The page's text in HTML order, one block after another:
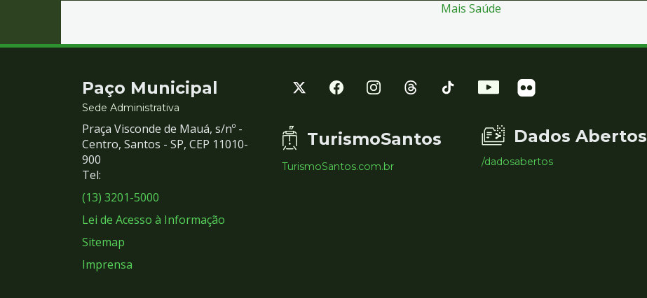
Mais Saúde
Contato
e
Redes
Sociais
Paço Municipal
Sede Administrativa
Praça Visconde de Mauá, s/nº -
Centro, Santos - SP, CEP 11010-
900
Tel:
(13) 3201-5000
Lei de Acesso à Informação
Sitemap
Imprensa
TurismoSantos
TurismoSantos.com.br
Dados Abertos
/dadosabertos